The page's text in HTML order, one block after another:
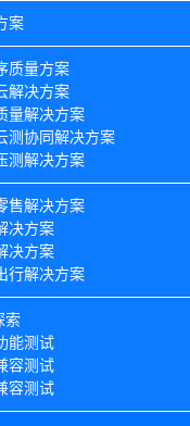
案
质量方案
解决方案
量解决方案
测协同解决方案
测解决方案
售解决方案
决方案
决方案
行解决方案
索
能测试
容测试
容测试